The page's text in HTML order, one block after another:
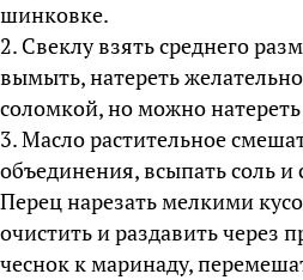
шинковке.
2. Свеклу взять среднего
вымыть, натереть
соломкой, но можно
3. Масло растительное
объединения, всыпать соль и
Перец нарезать мелкими
очистить и раздавить через
чеснок к маринаду,